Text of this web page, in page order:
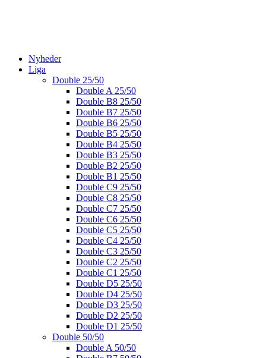
Nyheder
Liga
Double 25/50
Double A 25/50
Double B8 25/50
Double B7 25/50
Double B6 25/50
Double B5 25/50
Double B4 25/50
Double B3 25/50
Double B2 25/50
Double B1 25/50
Double C9 25/50
Double C8 25/50
Double C7 25/50
Double C6 25/50
Double C5 25/50
Double C4 25/50
Double C3 25/50
Double C2 25/50
Double C1 25/50
Double D5 25/50
Double D4 25/50
Double D3 25/50
Double D2 25/50
Double D1 25/50
Double 50/50
Double A 50/50